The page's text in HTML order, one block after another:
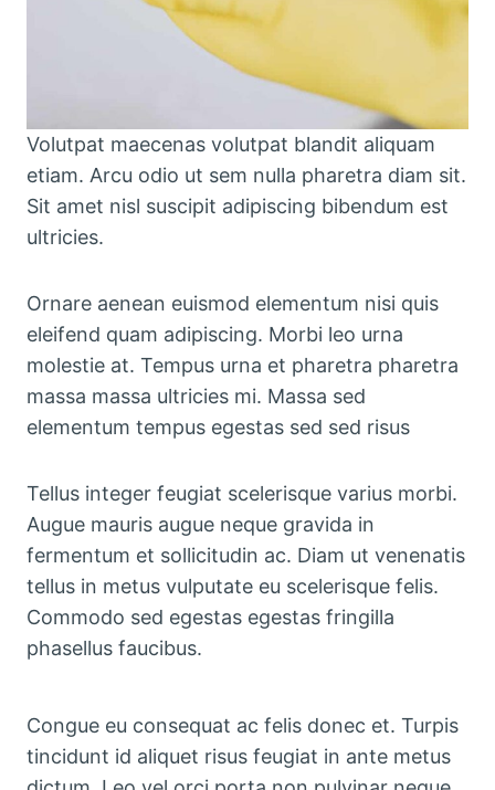
Volutpat maecenas volutpat blandit aliquam
etiam. Arcu odio ut sem nulla pharetra diam sit.
Sit amet nisl suscipit adipiscing bibendum est
ultricies.
Ornare aenean euismod elementum nisi quis
eleifend quam adipiscing. Morbi leo urna
molestie at. Tempus urna et pharetra pharetra
massa massa ultricies mi. Massa sed
elementum tempus egestas sed sed risus
Tellus integer feugiat scelerisque varius morbi.
Augue mauris augue neque gravida in
fermentum et sollicitudin ac. Diam ut venenatis
tellus in metus vulputate eu scelerisque felis.
Commodo sed egestas egestas fringilla
phasellus faucibus.
Congue eu consequat ac felis donec et. Turpis
tincidunt id aliquet risus feugiat in ante metus